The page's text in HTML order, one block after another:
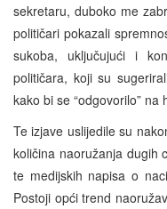
sekretaru, duboko me
političari pokazali
sukoba, uključujući i
političara, koji su
kako bi se “odgovorilo” na
Te izjave uslijedile su
količina naoružanja dugih
te medijskih napisa o
Postoji opći trend